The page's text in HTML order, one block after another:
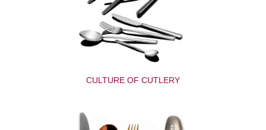
CULTURE OF CUTLERY